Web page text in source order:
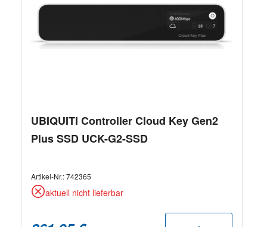
UBIQUITI Controller Cloud Key Gen2
Plus SSD UCK-G2-SSD
Artikel-Nr.:742365
aktuell nicht lieferbar